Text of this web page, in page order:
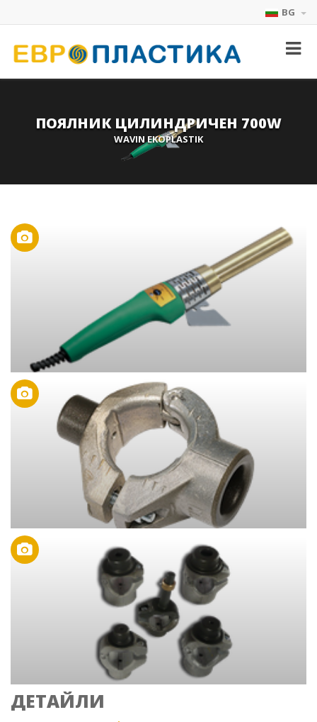
BG
ПОЯЛНИК ЦИЛИНДРИЧЕН 700W
WAVIN EKOPLASTIK
ДЕТАЙЛИ